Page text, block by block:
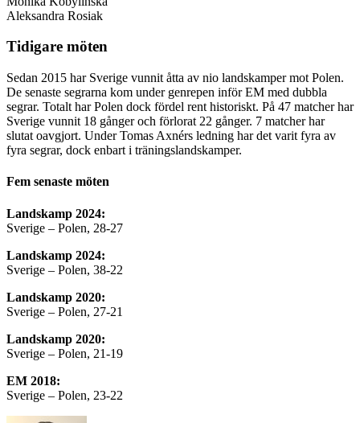
Aleksandra Rosiak
Tidigare möten
Sedan 2015 har Sverige vunnit åtta av nio landskamper mot Polen.
De senaste segrarna kom under genrepen inför EM med dubbla
segrar. Totalt har Polen dock fördel rent historiskt. På 47 matcher har
Sverige vunnit 18 gånger och förlorat 22 gånger. 7 matcher har
slutat oavgjort. Under Tomas Axnérs ledning har det varit fyra av
fyra segrar, dock enbart i träningslandskamper.
Fem senaste möten
Landskamp 2024:
Sverige – Polen, 28-27
Landskamp 2024:
Sverige – Polen, 38-22
Landskamp 2020:
Sverige – Polen, 27-21
Landskamp 2020:
Sverige – Polen, 21-19
EM 2018:
Sverige – Polen, 23-22